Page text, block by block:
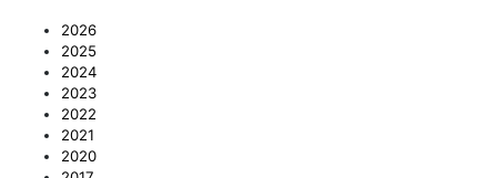
2026
2025
2024
2023
2022
2021
2020